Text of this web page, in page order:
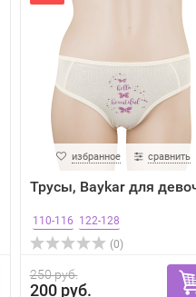
избранное сравнить
Трусы, Baykar для
110-116 122-128
(0)
250 руб.
200 руб.